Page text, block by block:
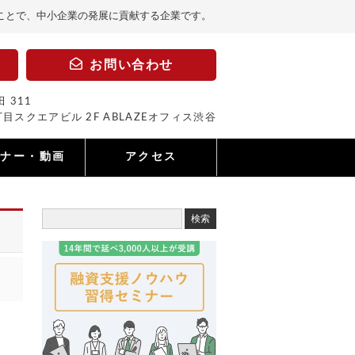
で、中小企業の発展に貢献する企業です。
お問い合わせ
311
スクエアビル 2F ABLAZEオフィス渋谷
ー・動画 アクセス